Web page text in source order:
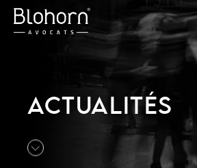
ACTUALITÉS